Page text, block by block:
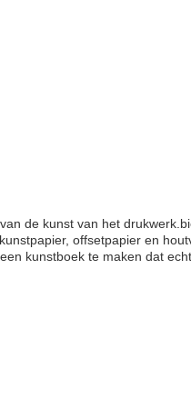
de kunst van het
offsetpapier en
kunstboek te maken dat